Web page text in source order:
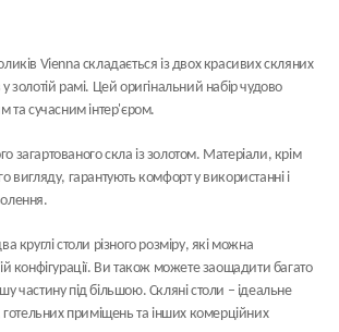
Vienna складається із двох красивих скляних
золотій рамі. Цей оригінальний набір чудово
та сучасним інтер'єром.
загартованого скла із золотом. Матеріали, крім
вигляду, гарантують комфорт у використанні і
круглі столи різного розміру, які можна
конфігурації. Ви також можете заощадити багато
частину під більшою. Скляні столи – ідеальне
готельних приміщень та інших комерційних